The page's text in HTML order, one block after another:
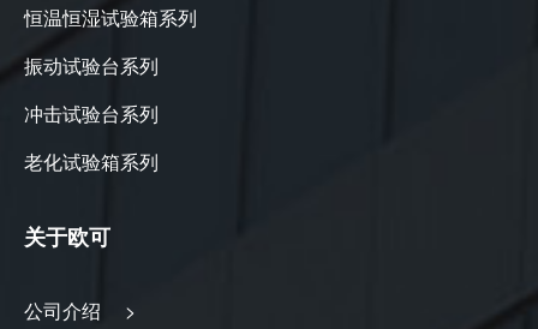
恒温恒湿试验箱系列
振动试验台系列
冲击试验台系列
老化试验箱系列
关于欧可
公司介绍 >